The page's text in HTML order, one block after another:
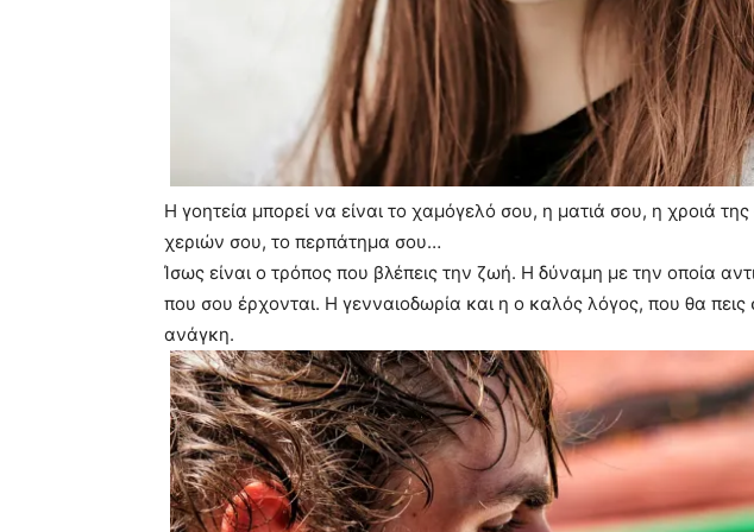
Η γοητεία μπορεί να είναι το χαμόγελό σου, η ματιά σου, η χροιά
χεριών σου, το περπάτημα σου…
Ίσως είναι ο τρόπος που βλέπεις την ζωή. Η δύναμη με την οποία
που σου έρχονται. Η γενναιοδωρία και η ο καλός λόγος, που θα πεις
ανάγκη.